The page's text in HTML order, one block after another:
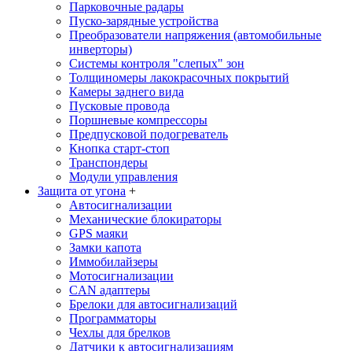
Парковочные радары
Пуско-зарядные устройства
Преобразователи напряжения (автомобильные
инверторы)
Системы контроля "слепых" зон
Толщиномеры лакокрасочных покрытий
Камеры заднего вида
Пусковые провода
Поршневые компрессоры
Предпусковой подогреватель
Кнопка старт-стоп
Транспондеры
Модули управления
Защита от угона +
Автосигнализации
Механические блoкираторы
GPS маяки
Замки капота
Иммобилайзеры
Мотосигнализации
CAN адаптеры
Брелоки для автосигнализаций
Программаторы
Чехлы для брелков
Датчики к автосигнализациям